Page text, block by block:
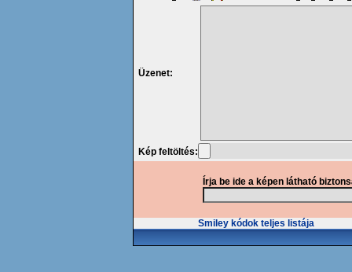
Üzenet:
Kép feltöltés:
Írja be ide a képen látható
Smiley kódok teljes listája